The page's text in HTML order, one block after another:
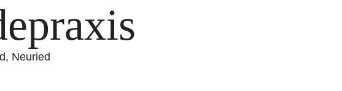
Neuried